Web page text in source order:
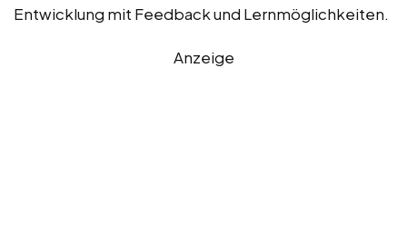
Entwicklung mit Feedback und Lernmöglichkeiten.
Anzeige